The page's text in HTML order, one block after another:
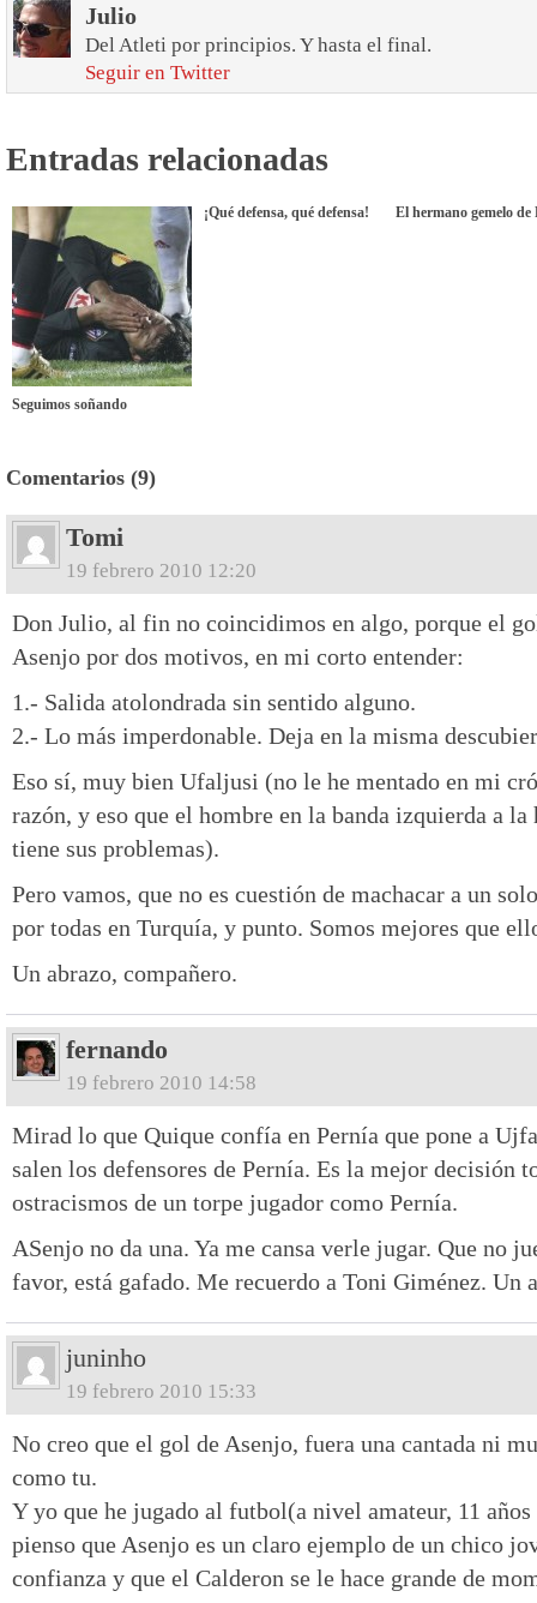
Julio
Del Atleti por principios. Y hasta el final.
Seguir en Twitter
Entradas relacionadas
Seguimos soñando
¡Qué defensa, qué defensa! El hermano gemelo de
Comentarios (9)
Tomi
19 febrero 2010 12:20
Don Julio, al fin no coincidimos en algo, porque el
Asenjo por dos motivos, en mi corto entender:
1.- Salida atolondrada sin sentido alguno.
2.- Lo más imperdonable. Deja en la misma
Eso sí, muy bien Ufaljusi (no le he mentado en mi
razón, y eso que el hombre en la banda izquierda a
tiene sus problemas).
Pero vamos, que no es cuestión de machacar a un
por todas en Turquía, y punto. Somos mejores que
Un abrazo, compañero.
fernando
19 febrero 2010 14:58
Mirad lo que Quique confía en Pernía que pone a
salen los defensores de Pernía. Es la mejor decisión
ostracismos de un torpe jugador como Pernía.
ASenjo no da una. Ya me cansa verle jugar. Que no
favor, está gafado. Me recuerdo a Toni Giménez. Un
juninho
19 febrero 2010 15:33
No creo que el gol de Asenjo, fuera una cantada ni
como tu.
Y yo que he jugado al futbol(a nivel amateur, 11
pienso que Asenjo es un claro ejemplo de un chico
confianza y que el Calderon se le hace grande de